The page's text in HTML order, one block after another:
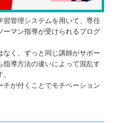
習管理システムを用いて、専任
ーマン指導が受けられるプログ
く、ずっと同じ講師がサポー
指導方法の違いによって混乱す
チが付くことでモチベーション